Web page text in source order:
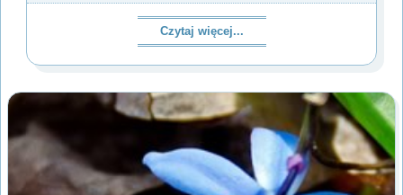
Czytaj więcej...